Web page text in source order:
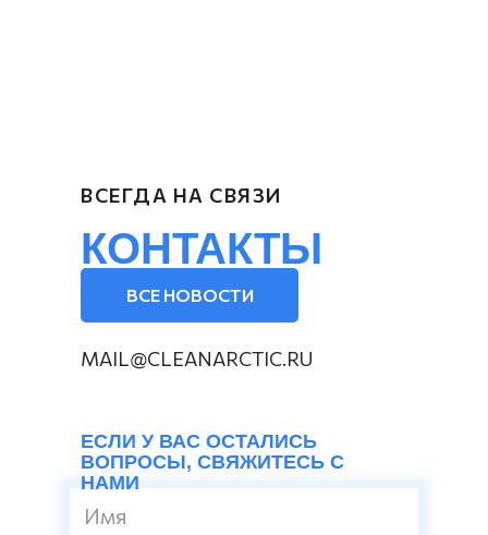
ВСЕ НОВОСТИ
КОНТАКТЫ
ВСЕГДА НА СВЯЗИ
ЕСЛИ У ВАС ОСТАЛИСЬ
ВОПРОСЫ, СВЯЖИТЕСЬ С
НАМИ
Имя
MAIL@CLEANARCTIC.RU